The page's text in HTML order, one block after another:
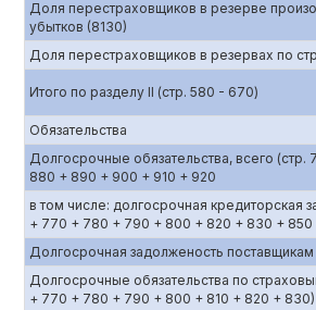
Доля перестраховщиков в резерве
убытков (8130)
Доля перестраховщиков в резервах по
Итого по разделу II (стр. 580 - 670)
Обязательства
Долгосрочные обязательства, всего
880 + 890 + 900 + 910 + 920
в том числе: долгосрочная кредиторская
+ 770 + 780 + 790 + 800 + 820 + 830 +
Долгосрочная задолженость
Долгосрочные обязательства по
+ 770 + 780 + 790 + 800 + 810 + 820 + 830)